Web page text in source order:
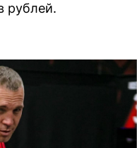
рублей.